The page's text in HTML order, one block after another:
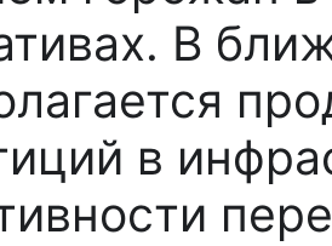
В
в